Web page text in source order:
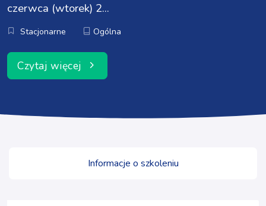
czerwca (wtorek) 2...
Stacjonarne Ogólna
Czytaj więcej
Informacje o szkoleniu